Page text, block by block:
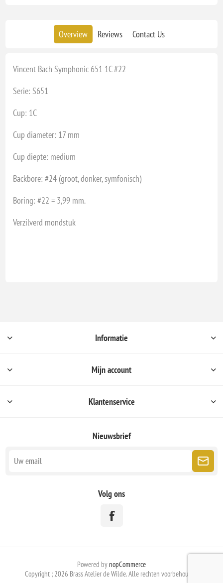
Overview Reviews Contact Us
Vincent Bach Symphonic 651 1C #22
Serie: S651
Cup: 1C
Cup diameter: 17 mm
Cup diepte: medium
Backbore: #24 (groot, donker, symfonisch)
Boring: #22 = 3,99 mm.
Verzilverd mondstuk
Informatie
Mijn account
Klantenservice
Nieuwsbrief
Volg ons
Powered by nopCommerce
Copyright ; 2026 Brass Atelier de Wilde. Alle rechten voorbehouden